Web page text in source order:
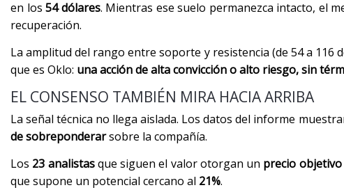
en los 54 dólares. Mientras ese suelo permanezca intacto, el
recuperación.
La amplitud del rango entre soporte y resistencia (de 54 a 116
que es Oklo: una acción de alta convicción o alto riesgo, sin
EL CONSENSO TAMBIÉN MIRA HACIA ARRIBA
La señal técnica no llega aislada. Los datos del informe
de sobreponderarsobre la compañía.
Los 23 analistasque siguen el valor otorgan un precio objetivo
que supone un potencial cercano al 21%.